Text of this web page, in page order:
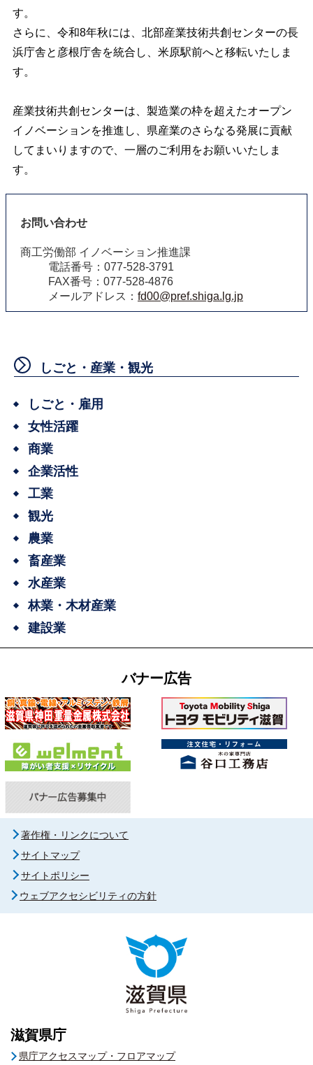
す。
さらに、令和8年秋には、北部産業技術共創センターの長
浜庁舎と彦根庁舎を統合し、米原駅前へと移転いたしま
す。
産業技術共創センターは、製造業の枠を超えたオープン
イノベーションを推進し、県産業のさらなる発展に貢献
してまいりますので、一層のご利用をお願いいたしま
す。
お問い合わせ
商工労働部 イノベーション推進課
電話番号：077-528-3791
FAX番号：077-528-4876
メールアドレス： fd00@pref.shiga.lg.jp
しごと・産業・観光
しごと・雇用
女性活躍
商業
企業活性
工業
観光
農業
畜産業
水産業
林業・木材産業
建設業
バナー広告
著作権・リンクについて
サイトマップ
サイトポリシー
ウェブアクセシビリティの方針
滋賀県庁
県庁アクセスマップ・フロアマップ